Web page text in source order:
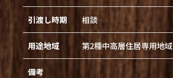
引渡し時期 相談
用途地域 第2種中高層住居専用地域
備考